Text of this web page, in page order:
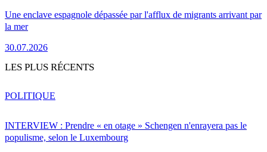
Une enclave espagnole dépassée par l'afflux de migrants arrivant par
la mer
30.07.2026
LES PLUS RÉCENTS
INTERVIEW : Prendre « en otage » Schengen n'enrayera pas le
populisme, selon le Luxembourg
POLITIQUE